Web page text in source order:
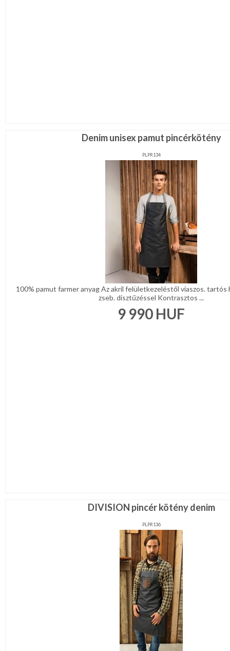
Denim unisex pamut pincérkötény
PLPR134
100% pamut farmer anyag Az akril felületkezeléstől viaszos. tartós
zseb. dísztűzéssel Kontrasztos ...
9 990 HUF
DIVISION pincér kötény denim
PLPR136